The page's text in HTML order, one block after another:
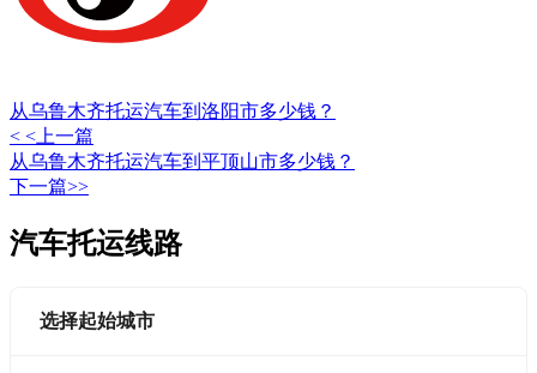
从乌鲁木齐托运汽车到洛阳市多少钱？
< <上一篇
从乌鲁木齐托运汽车到平顶山市多少钱？
下一篇>>
汽车托运线路
选择起始城市